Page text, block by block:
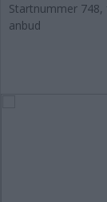
Startnummer
anbud